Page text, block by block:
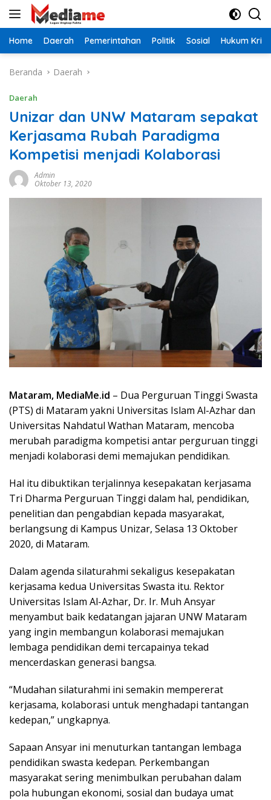
Langsung
Home Daerah Pemerintahan Politik Sosial Hukum
Beranda Daerah
Daerah
Unizar dan UNW Mataram sepakat
Kerjasama Rubah Paradigma
Kompetisi menjadi Kolaborasi
Admin
Oktober 13, 2020
Mataram, MediaMe.id – Dua Perguruan Tinggi Swasta
(PTS) di Mataram yakni Universitas Islam Al-Azhar dan
Universitas Nahdatul Wathan Mataram, mencoba
merubah paradigma kompetisi antar perguruan tinggi
menjadi kolaborasi demi memajukan pendidikan.
Hal itu dibuktikan terjalinnya kesepakatan kerjasama
Tri Dharma Perguruan Tinggi dalam hal, pendidikan,
penelitian dan pengabdian kepada masyarakat,
berlangsung di Kampus Unizar, Selasa 13 Oktober
2020, di Mataram.
Dalam agenda silaturahmi sekaligus kesepakatan
kerjasama kedua Universitas Swasta itu. Rektor
Universitas Islam Al-Azhar, Dr. Ir. Muh Ansyar
menyambut baik kedatangan jajaran UNW Mataram
yang ingin membangun kolaborasi memajukan
lembaga pendidikan demi tercapainya tekad
mencerdaskan generasi bangsa.
“Mudahan silaturahmi ini semakin mempererat
kerjasama, kolaborasi untuk menghadapi tantangan
kedepan,” ungkapnya.
Sapaan Ansyar ini menuturkan tantangan lembaga
pendidikan swasta kedepan. Perkembangan
masyarakat sering menimbulkan perubahan dalam
pola hubungan ekonomi, sosial dan budaya umat